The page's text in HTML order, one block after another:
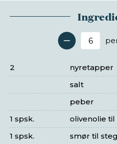
nyretapper
2
salt
peber
olivenolie
1 spsk.
smør til
1 spsk.